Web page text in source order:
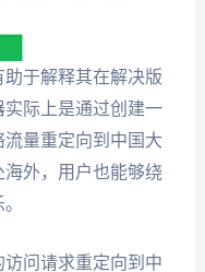
于解释其在解决版
际上是通过创建一
量重定向到中国大
外，用户也能够绕
问请求重定向到中